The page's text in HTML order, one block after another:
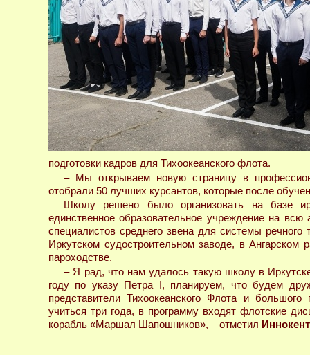
подготовки кадров для Тихоокеанского флота.
– Мы открываем новую страницу в
отобрали 50 лучших курсантов, которые после
Школу решено было организовать на базе
единственное образовательное учреждение на
специалистов среднего звена для системы
Иркутском судостроительном заводе, в
пароходстве.
– Я рад, что нам удалось такую школу в
году по указу Петра I, планируем, что будем
представители Тихоокеанского Флота и
учиться три года, в программу входят флотские
корабль «Маршал Шапошников», – отметил